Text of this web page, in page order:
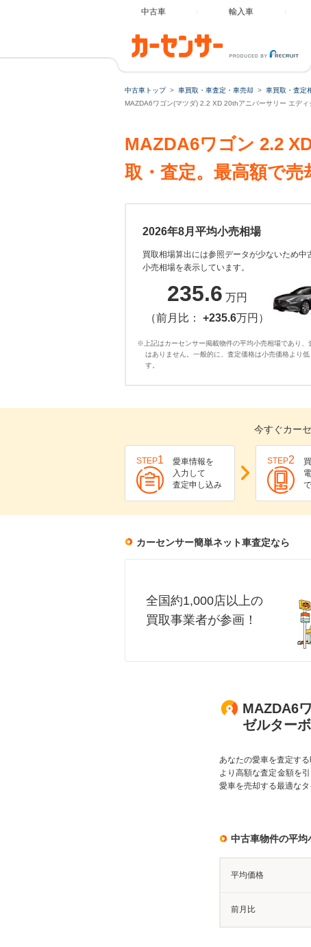
中古車 輸入車
中古車トップ 車買取・車査定・車売却 車買取・査定
MAZDA6ワゴン(マツダ) 2.2 XD 20thアニバーサリー エデ
MAZDA6ワゴン 2.2
取・査定。最高額で売
2026年8月平均小売相場
買取相場算出には参照データが少ないため中
小売相場を表示しています。
235.6 万円
（前月比： +235.6万円）
※上記はカーセンサー掲載物件の平均小売相場であり、
はありません。一般的に、査定価格は小売価格より低
す。
今すぐカー
STEP1
愛車情報を
入力して
査定申し込み
STEP2
カーセンサー簡単ネット車査定なら
全国約1,000店以上の
買取事業者が参画！
MAZDA6
ゼルター
あなたの愛車を査定す
より高額な査定金額を
愛車を売却する最適なタ
中古車物件の平均
平均価格
前月比